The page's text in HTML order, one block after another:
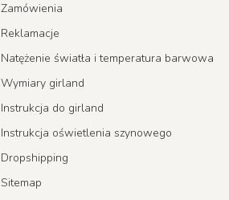
Zamówienia
Reklamacje
Natężenie światła i temperatura barwowa
Wymiary girland
Instrukcja do girland
Instrukcja oświetlenia szynowego
Dropshipping
Sitemap